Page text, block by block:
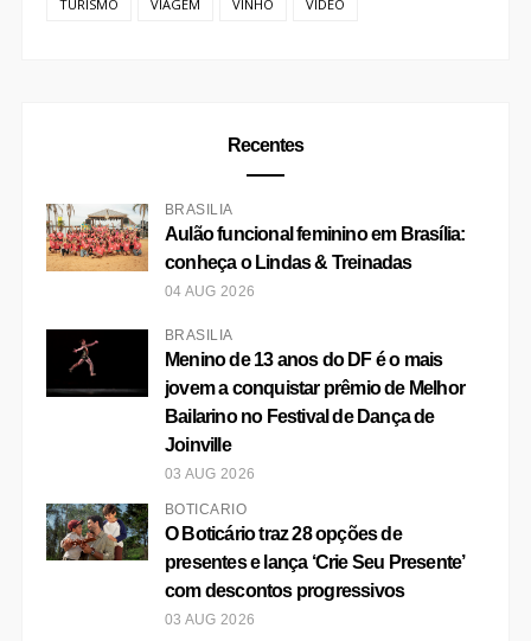
conheça o Lindas & Treinadas
BRASÍLIA
jovem a conquistar prêmio de Melhor
Bailarino no Festival de Dança de
Joinville
BOTICÁRIO
presentes e lança ‘Crie Seu Presente’
com descontos progressivos
03 AUG 2026